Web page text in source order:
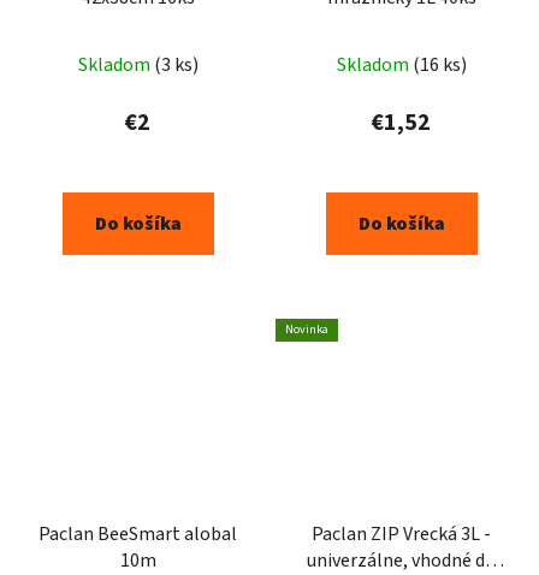
Skladom (3 ks)
€2
Do košíka
Skladom (16 ks)
€1,52
Do košíka
Paclan BeeSmart alobal
10m
Novinka
Paclan ZIP Vrecká 3L -
univerzálne, vhodné do